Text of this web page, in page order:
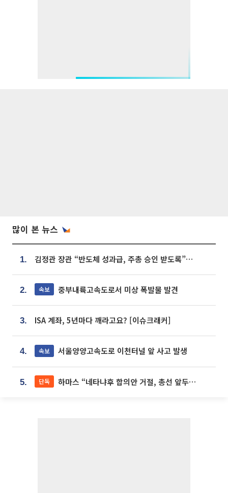
많이 본 뉴스
1. 김정관 장관 “반도체 성과급, 주총 승인 받도록”…상법·자본시장법 개정 시사
2. 속보 중부내륙고속도로서 미상 폭발물 발견
3. ISA 계좌, 5년마다 깨라고요? [이슈크래커]
4. 속보 서울양양고속도로 이천터널 앞 사고 발생
5. 단독 하마스 “네타냐후 합의안 거절, 총선 앞두고 시간 끌기”